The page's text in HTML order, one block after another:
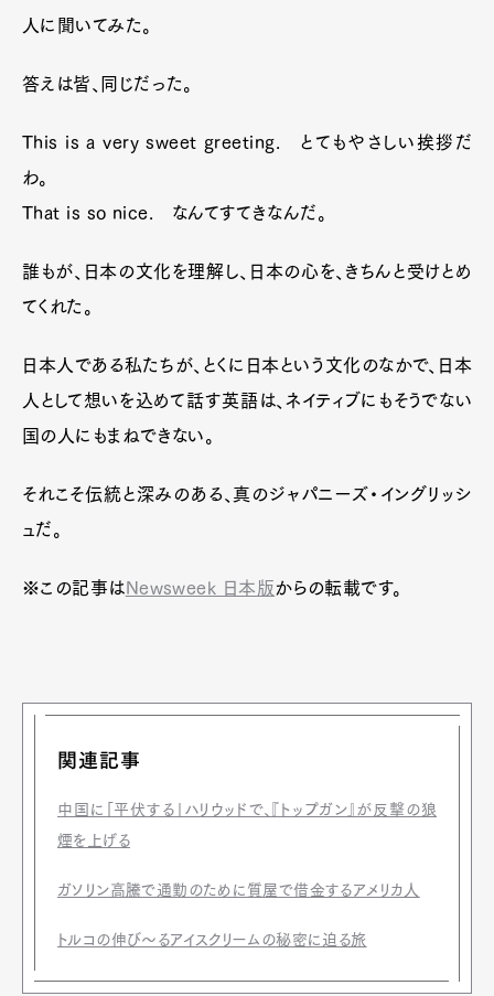
Art&DesignWatchFashion
Product CultureLifestyle
人に聞いてみた。
答えは皆、同じだった。
This is a very sweet greeting. とてもやさしい挨拶だ
わ。
That is so nice. なんてすてきなんだ。
誰もが、日本の文化を理解し、日本の心を、きちんと受けとめ
てくれた。
日本人である私たちが、とくに日本という文化のなかで、日本
人として想いを込めて話す英語は、ネイティブにもそうでない
国の人にもまねできない。
それこそ伝統と深みのある、真のジャパニーズ・イングリッシ
ュだ。
※この記事は Newsweek 日本版からの転載です。
関連記事
中国に「平伏する」ハリウッドで、『トップガン』が反撃の狼
煙を上げる
ガソリン高騰で通勤のために質屋で借金するアメリカ人
トルコの伸び～るアイスクリームの秘密に迫る旅